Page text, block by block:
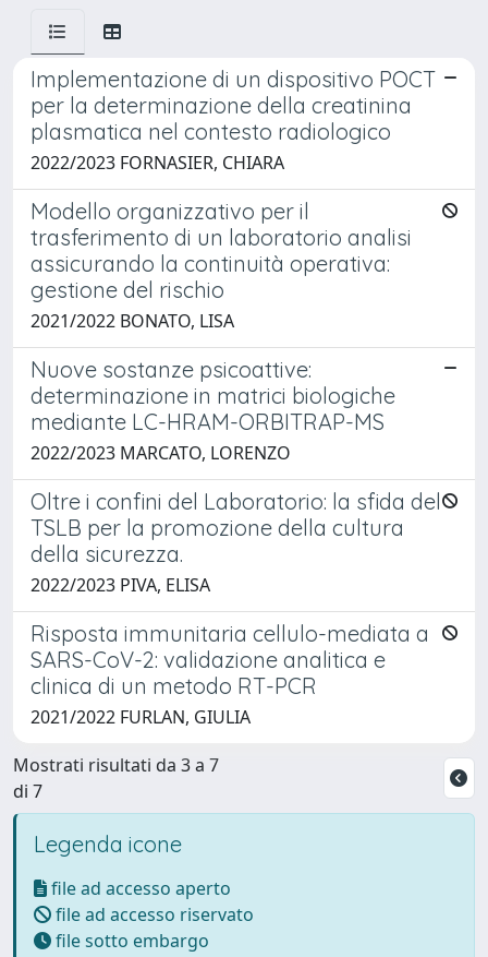
Implementazione di un dispositivo POCT
per la determinazione della creatinina
plasmatica nel contesto radiologico
2022/2023 FORNASIER, CHIARA
Modello organizzativo per il
trasferimento di un laboratorio analisi
assicurando la continuità operativa:
gestione del rischio
2021/2022 BONATO, LISA
Nuove sostanze psicoattive:
determinazione in matrici biologiche
mediante LC-HRAM-ORBITRAP-MS
2022/2023 MARCATO, LORENZO
Oltre i confini del Laboratorio: la sfida del
TSLB per la promozione della cultura
della sicurezza.
2022/2023 PIVA, ELISA
Risposta immunitaria cellulo-mediata a
SARS-CoV-2: validazione analitica e
clinica di un metodo RT-PCR
2021/2022 FURLAN, GIULIA
Mostrati risultati da 3 a 7
di 7
Legenda icone
file ad accesso aperto
file ad accesso riservato
file sotto embargo